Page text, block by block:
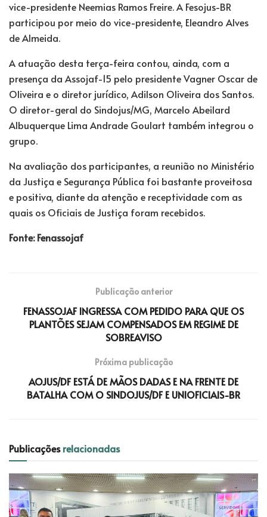
vice-presidente Neemias Ramos Freire. A Fesojus-BR
participou por meio do vice-presidente, Eleandro Alves
de Almeida.
A atuação desta terça-feira contou, ainda, com a
presença da Assojaf-15 pelo presidente Vagner Oscar de
Oliveira e o diretor jurídico, Adilson Oliveira dos Santos.
O diretor-geral do Sindojus/MG, Marcelo Abeilard
Albuquerque Lima Andrade Goulart também integrou o
grupo.
Na avaliação dos participantes, a reunião no Ministério
da Justiça e Segurança Pública foi bastante proveitosa
e positiva, diante da atenção e receptividade com as
quais os Oficiais de Justiça foram recebidos.
Fonte: Fenassojaf
Publicação anterior
FENASSOJAF INGRESSA COM PEDIDO PARA QUE OS
PLANTÕES SEJAM COMPENSADOS EM REGIME DE
SOBREAVISO
Próxima publicação
AOJUS/DF ESTÁ DE MÃOS DADAS E NA FRENTE DE
BATALHA COM O SINDOJUS/DF E UNIOFICIAIS-BR
Publicaçõesrelacionadas